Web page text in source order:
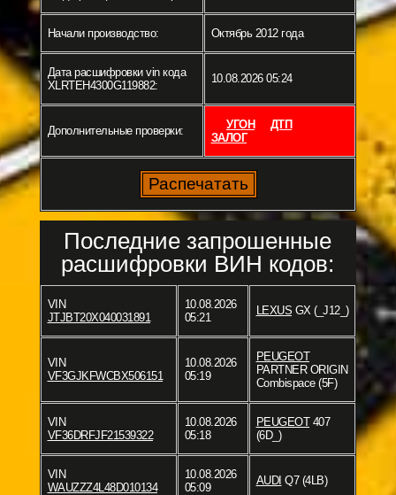
Начали производство: Октябрь 2012 года
Дата расшифровки vin кода
XLRTEH4300G119882:
10.08.2026 05:24
Дополнительные проверки: УГОН
ДТП
ЗАЛОГ
Последние запрошенные
расшифровки ВИН кодов:
VIN
JTJBT20X040031891
10.08.2026
05:21
LEXUS GX (_J12_)
VIN
VF3GJKFWCBX506151
10.08.2026
05:19
PEUGEOT
PARTNER ORIGIN
Combispace (5F)
VIN
VF36DRFJF21539322
10.08.2026
05:18
PEUGEOT407
(6D_)
VIN
WAUZZZ4L48D010134
10.08.2026
05:09
AUDI Q7 (4LB)